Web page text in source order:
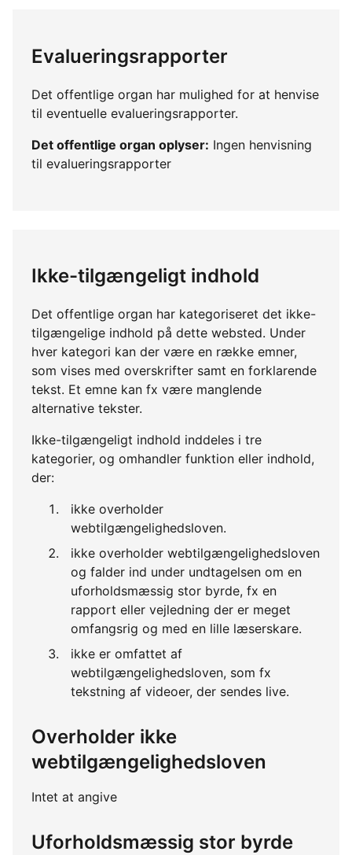
Evalueringsrapporter
Det offentlige organ har mulighed for at henvise
til eventuelle evalueringsrapporter.
Det offentlige organ oplyser: Ingen henvisning
til evalueringsrapporter
Ikke-tilgængeligt indhold
Det offentlige organ har kategoriseret det ikke-
tilgængelige indhold på dette websted. Under
hver kategori kan der være en række emner,
som vises med overskrifter samt en forklarende
tekst. Et emne kan fx være manglende
alternative tekster.
Ikke-tilgængeligt indhold inddeles i tre
kategorier, og omhandler funktion eller indhold,
der:
ikke overholder
webtilgængelighedsloven.
ikke overholder webtilgængelighedsloven
og falder ind under undtagelsen om en
uforholdsmæssig stor byrde, fx en
rapport eller vejledning der er meget
omfangsrig og med en lille læserskare.
ikke er omfattet af
webtilgængelighedsloven, som fx
tekstning af videoer, der sendes live.
Overholder ikke
webtilgængelighedsloven
Intet at angive
Uforholdsmæssig stor byrde